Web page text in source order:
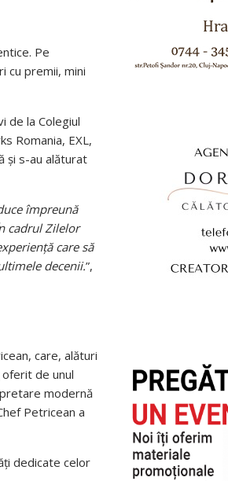
Pe
cu premii, mini
de la Colegiul
Romania, EXL,
și s-au alăturat
împreună
cadrul Zilelor
care să
decenii.”,
care, alături
de unul
modernă
Petricean a
dedicate celor